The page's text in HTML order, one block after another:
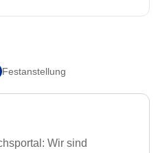
Festanstellung
Wir sind